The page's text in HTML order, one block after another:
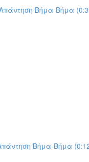
Βήμα-Βήμα
Βήμα-Βήμα